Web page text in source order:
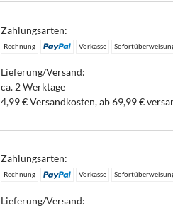
Zahlungsarten:
Rechnung Vorkasse
Lieferung/Versand:
ca. 2 Werktage
4,99 € Versandkosten, ab 69,99 €
Zahlungsarten:
Rechnung Vorkasse
Lieferung/Versand: